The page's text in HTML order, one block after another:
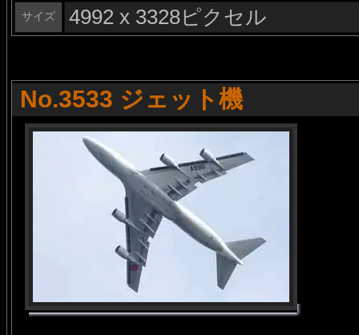
サイズ 4992 x 3328ピクセル
No.3533 ジェット機